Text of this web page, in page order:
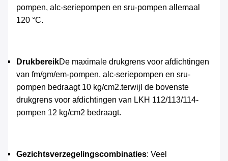
pompen, alc-seriepompen en sru-pompen allemaal
120 °C.
DrukbereikDe maximale drukgrens voor afdichtingen
van fm/gm/em-pompen, alc-seriepompen en sru-
pompen bedraagt 10 kg/cm2.terwijl de bovenste
drukgrens voor afdichtingen van LKH 112/113/114-
pompen 12 kg/cm2 bedraagt.
Gezichtsverzegelingscombinaties: Veel